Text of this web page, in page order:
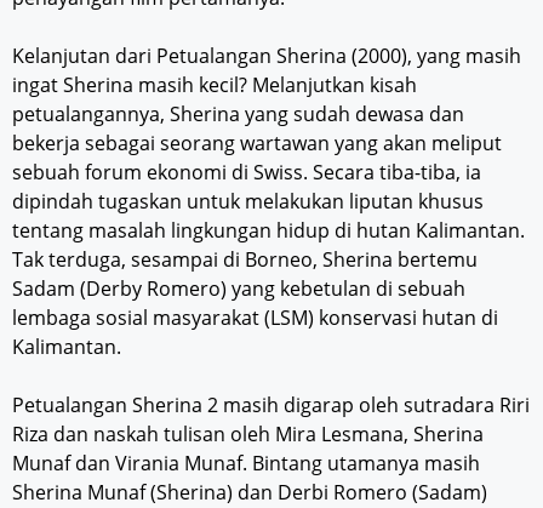
Kelanjutan dari Petualangan Sherina (2000), yang masih
ingat Sherina masih kecil? Melanjutkan kisah
petualangannya, Sherina yang sudah dewasa dan
bekerja sebagai seorang wartawan yang akan meliput
sebuah forum ekonomi di Swiss. Secara tiba-tiba, ia
dipindah tugaskan untuk melakukan liputan khusus
tentang masalah lingkungan hidup di hutan Kalimantan.
Tak terduga, sesampai di Borneo, Sherina bertemu
Sadam (Derby Romero) yang kebetulan di sebuah
lembaga sosial masyarakat (LSM) konservasi hutan di
Kalimantan.
Petualangan Sherina 2 masih digarap oleh sutradara Riri
Riza dan naskah tulisan oleh Mira Lesmana, Sherina
Munaf dan Virania Munaf. Bintang utamanya masih
Sherina Munaf (Sherina) dan Derbi Romero (Sadam)